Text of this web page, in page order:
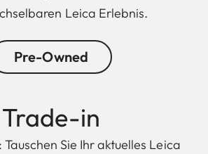
Leica Erlebnis.
Pre-Owned
Trade-in
Sie Ihr aktuelles Leica